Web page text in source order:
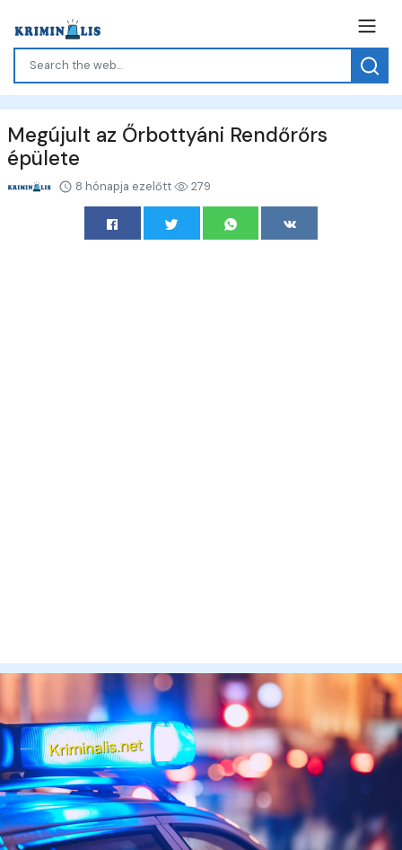
Megújult az Őrbottyáni Rendőrőrs
épülete
8 hónapja ezelőtt 279